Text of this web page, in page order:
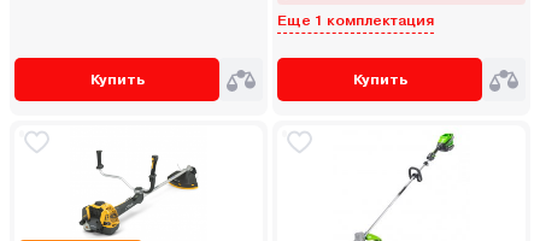
Купить
Еще 1 комплектация
Купить